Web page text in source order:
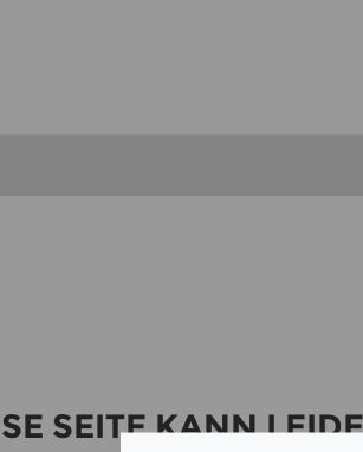
SEITE KANN